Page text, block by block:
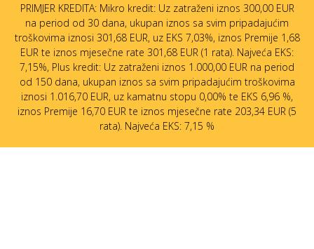
PRIMJER KREDITA: Mikro kredit: Uz zatraženi iznos 300,00 EUR
na period od 30 dana, ukupan iznos sa svim pripadajućim
troškovima iznosi 301,68 EUR, uz EKS 7,03%, iznos Premije 1,68
EUR te iznos mjesečne rate 301,68 EUR (1 rata). Najveća EKS:
7,15%, Plus kredit: Uz zatraženi iznos 1.000,00 EUR na period
od 150 dana, ukupan iznos sa svim pripadajućim troškovima
iznosi 1.016,70 EUR, uz kamatnu stopu 0,00% te EKS 6,96 %,
iznos Premije 16,70 EUR te iznos mjesečne rate 203,34 EUR (5
rata). Najveća EKS: 7,15 %